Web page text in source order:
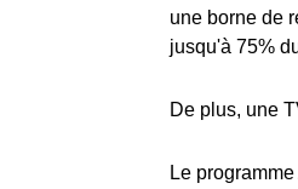
une borne de
jusqu'à 75%
De plus, une
Le